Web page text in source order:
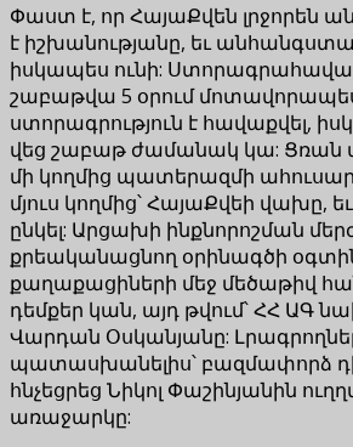
Փաստ է, որ ՀայաՔվեն լրջորեն
է իշխանությանը, եւ
իսկապես ունի:
շաբաթվա 5 օրում
ստորագրություն է հավաքվել,
վեց շաբաթ ժամանակ կա: Ցռան
մի կողմից պատերազմի
մյուս կողմից՝ ՀայաՔվեի վախը,
ընկել: Արցախի ինքնորոշման
քրեականացնող օրինագծի
քաղաքացիների մեջ մեծաթիվ
դեմքեր կան, այդ թվում՝ ՀՀ ԱԳ
Վարդան Օսկանյանը:
պատասխանելիս՝ բազմափորձ
հնչեցրեց Նիկոլ Փաշինյանին
առաջարկը: